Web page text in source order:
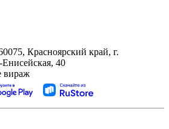
Красноярский край, г.
40
вираж